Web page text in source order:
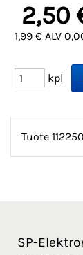
2,50
1,99 € ALV
kpl
Tuote
SP-